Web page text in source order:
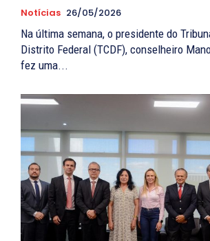
Notícias 26/05/2026
Na última semana, o presidente do
Distrito Federal (TCDF), conselheiro
fez uma...